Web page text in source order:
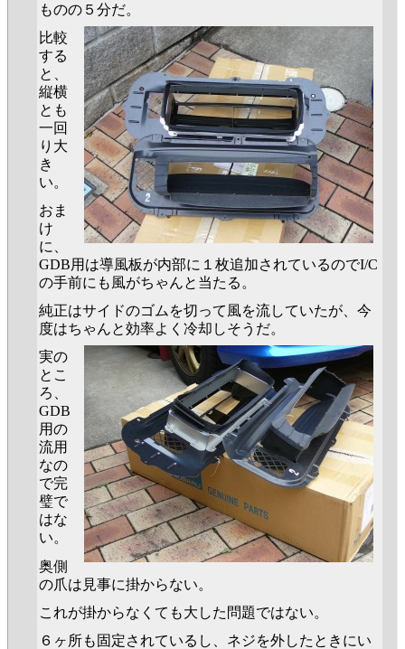
ものの５分だ。
比較
する
と、
縦横
とも
一回
り大
き
い。
おま
け
に、
GDB用は導風板が内部に１枚追加されているのでI/C
の手前にも風がちゃんと当たる。
純正はサイドのゴムを切って風を流していたが、今
度はちゃんと効率よく冷却しそうだ。
実の
とこ
ろ、
GDB
用の
流用
なの
で完
璧で
はな
い。
奥側
の爪は見事に掛からない。
これが掛からなくても大した問題ではない。
６ヶ所も固定されているし、ネジを外したときにい